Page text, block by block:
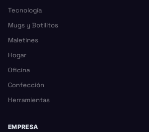
Tecnología
Mugs y Botilitos
Maletines
Hogar
Oficina
Confección
Herramientas
EMPRESA